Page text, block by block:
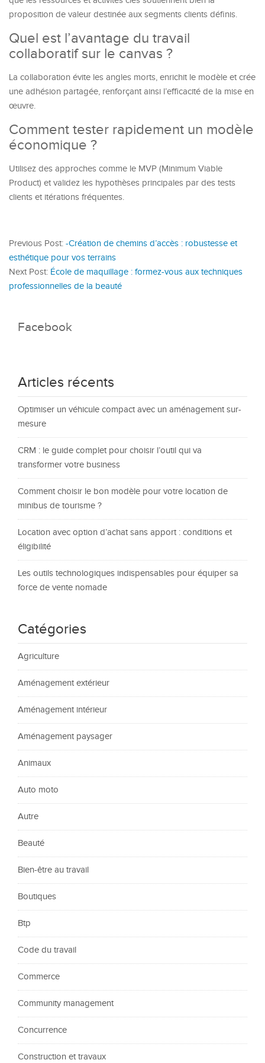
proposition de valeur destinée aux segments clients définis.
Quel est l’avantage du travail
collaboratif sur le canvas ?
La collaboration évite les angles morts, enrichit le modèle et crée
une adhésion partagée, renforçant ainsi l’efficacité de la mise en
œuvre.
Comment tester rapidement un modèle
économique ?
Utilisez des approches comme le MVP (Minimum Viable
Product) et validez les hypothèses principales par des tests
clients et itérations fréquentes.
Previous Post: -Création de chemins d’accès : robustesse et
esthétique pour vos terrains
Next Post: École de maquillage : formez-vous aux techniques
professionnelles de la beauté
Facebook
Articles récents
Optimiser un véhicule compact avec un aménagement sur-
mesure
CRM : le guide complet pour choisir l’outil qui va
transformer votre business
Comment choisir le bon modèle pour votre location de
minibus de tourisme ?
Location avec option d’achat sans apport : conditions et
éligibilité
Les outils technologiques indispensables pour équiper sa
force de vente nomade
Catégories
Agriculture
Aménagement extérieur
Aménagement intérieur
Aménagement paysager
Animaux
Auto moto
Autre
Beauté
Bien-être au travail
Boutiques
Btp
Code du travail
Commerce
Community management
Concurrence
Construction et travaux